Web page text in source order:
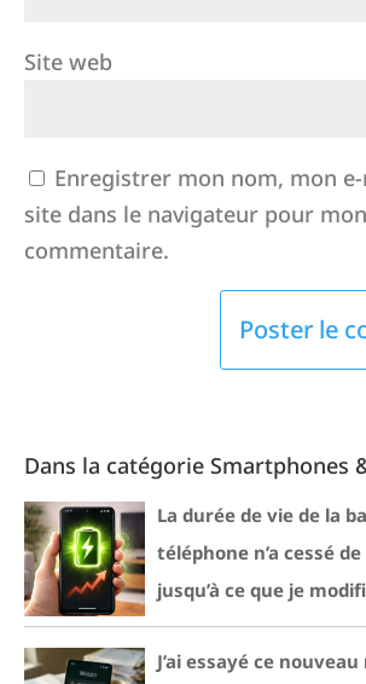
Site web
Enregistrer mon nom, mon
site dans le navigateur pour
commentaire.
Dans la catégorie Smartphones
La durée de vie de la
téléphone n’a cessé
jusqu’à ce que je
J’ai essayé ce